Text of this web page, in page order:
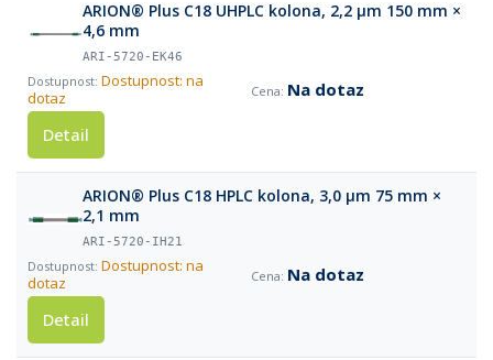
ARION® Plus C18 UHPLC kolona, 2,2 µm 150 mm ×
4,6 mm
ARI-5720-EK46
Dostupnost: na
dotaz
Na dotaz
Detail
ARION® Plus C18 HPLC kolona, 3,0 µm 75 mm ×
2,1 mm
ARI-5720-IH21
Dostupnost: na
dotaz
Na dotaz
Detail